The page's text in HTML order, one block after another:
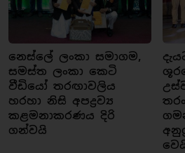
නෙස්ලේ ලංකා සමාගම,
සමස්ත ලංකා කෙටි
වීඩියෝ තරඟාවලිය
හරහා නිසි අපද්‍රව්‍ය
කළමනාකරණය දිරි
ගන්වයි